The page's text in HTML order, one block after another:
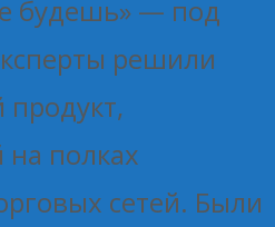
будешь» — под
решили
полках
сетей. Были